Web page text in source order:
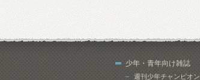
少年・青年向け雑誌
週刊少年チャンピオン